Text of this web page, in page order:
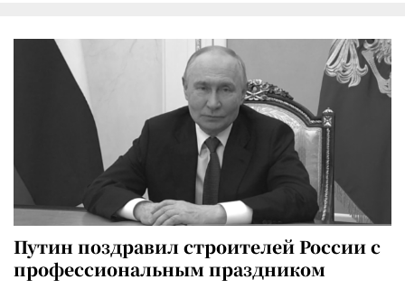
Путин поздравил строителей России с
профессиональным праздником